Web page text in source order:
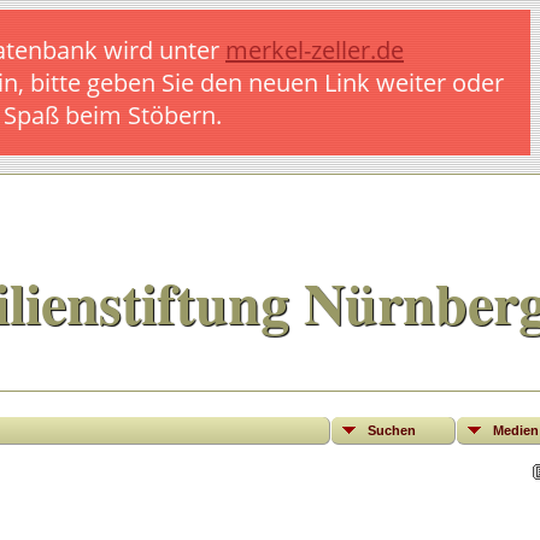
wird unter merkel-zeller.de
bitte geben Sie den neuen Link weiter oder
beim Stöbern.
Suchen Medien